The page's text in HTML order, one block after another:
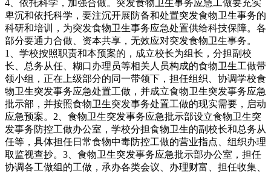
4、依托科学，加强合做。突发食物卫生事务应急工做要充实
卑沉和依托科学，要注沉开展防备和处置突发食物卫生事务的
科研和培训，为突发食物卫生事务应急处置供给科技保障。各
部分要通力合做、资本共享，无效应对突发食物卫生事务。
1、学校按照职责和本预案的，成立校长为组长，分担副校
长、总务从任、糊口办理员等相关人员构成的食物卫生工做带
领小组，正在上级部分的同一带领下，担任组织、协调学校食
物卫生突发事务应急处置工做，并成立食物卫生突发事务应急
批示部，并按照食物卫生突发事务处置工做的现实需要，启动
应急预案。2、食物卫生突发事务应急批示部设立食物卫生突
发事务防控工做办公室，学校分担食物卫生的副校长和总务从
任等，具体担任日常食物中毒防控工做的营业指点、组织办理
取监视查抄。3、食物卫生突发事务应急批示部办公室，担任
协调各工做组的工做，承办各类会议、办理财富、担任收集、